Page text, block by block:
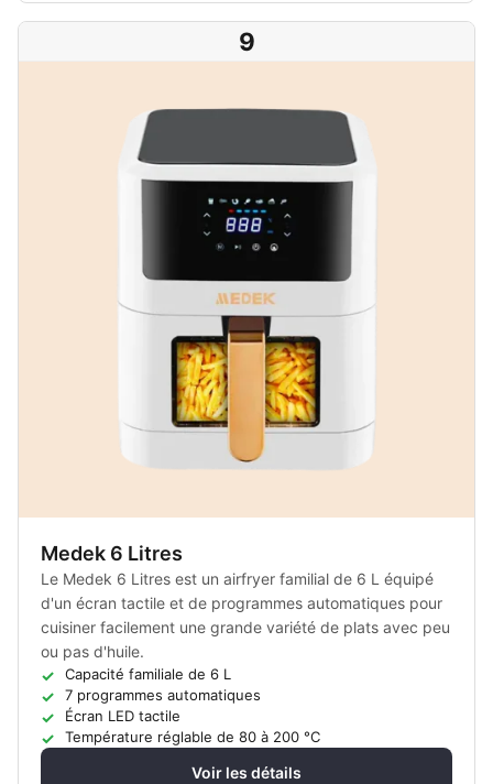
9
Medek 6 Litres
Le Medek 6 Litres est un airfryer familial de 6 L équipé
d'un écran tactile et de programmes automatiques pour
cuisiner facilement une grande variété de plats avec peu
ou pas d'huile.
Capacité familiale de 6 L
7 programmes automatiques
Écran LED tactile
Température réglable de 80 à 200 °C
Voir les détails